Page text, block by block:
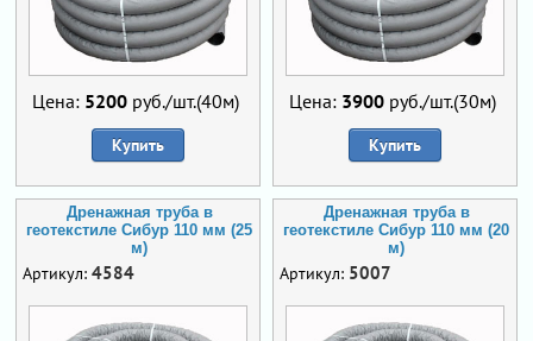
Цена: 5200руб./шт.(40м)
Купить
Цена: 3900руб./шт.(30м)
Купить
Дренажная труба в
геотекстиле Сибур 110 мм (25
м)
Артикул: 4584
Дренажная труба в
геотекстиле Сибур 110 мм (20
м)
Артикул: 5007